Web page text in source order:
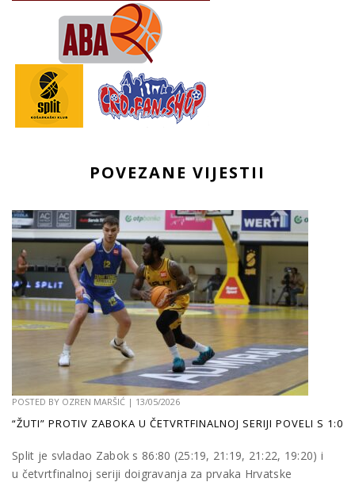
POVEZANE VIJESTII
POSTED BY OZREN MARŠIĆ | 13/05/2026
“ŽUTI” PROTIV ZABOKA U ČETVRTFINALNOJ SERIJI POVELI S 1:0
Split je svladao Zabok s 86:80 (25:19, 21:19, 21:22, 19:20) i
u četvrtfinalnoj seriji doigravanja za prvaka Hrvatske